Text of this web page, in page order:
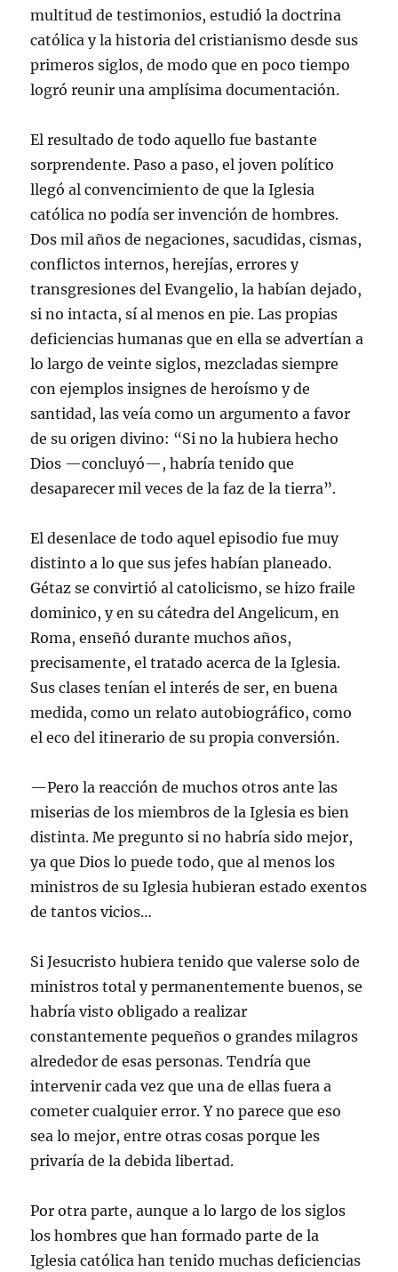
multitud de testimonios, estudió la doctrina
católica y la historia del cristianismo desde sus
primeros siglos, de modo que en poco tiempo
logró reunir una amplísima documentación.
El resultado de todo aquello fue bastante
sorprendente. Paso a paso, el joven político
llegó al convencimiento de que la Iglesia
católica no podía ser invención de hombres.
Dos mil años de negaciones, sacudidas, cismas,
conflictos internos, herejías, errores y
transgresiones del Evangelio, la habían dejado,
si no intacta, sí al menos en pie. Las propias
deficiencias humanas que en ella se advertían a
lo largo de veinte siglos, mezcladas siempre
con ejemplos insignes de heroísmo y de
santidad, las veía como un argumento a favor
de su origen divino: “Si no la hubiera hecho
Dios —concluyó—, habría tenido que
desaparecer mil veces de la faz de la tierra”.
El desenlace de todo aquel episodio fue muy
distinto a lo que sus jefes habían planeado.
Gétaz se convirtió al catolicismo, se hizo fraile
dominico, y en su cátedra del Angelicum, en
Roma, enseñó durante muchos años,
precisamente, el tratado acerca de la Iglesia.
Sus clases tenían el interés de ser, en buena
medida, como un relato autobiográfico, como
el eco del itinerario de su propia conversión.
—Pero la reacción de muchos otros ante las
miserias de los miembros de la Iglesia es bien
distinta. Me pregunto si no habría sido mejor,
ya que Dios lo puede todo, que al menos los
ministros de su Iglesia hubieran estado exentos
de tantos vicios…
Si Jesucristo hubiera tenido que valerse solo de
ministros total y permanentemente buenos, se
habría visto obligado a realizar
constantemente pequeños o grandes milagros
alrededor de esas personas. Tendría que
intervenir cada vez que una de ellas fuera a
cometer cualquier error. Y no parece que eso
sea lo mejor, entre otras cosas porque les
privaría de la debida libertad.
Por otra parte, aunque a lo largo de los siglos
los hombres que han formado parte de la
Iglesia católica han tenido muchas deficiencias